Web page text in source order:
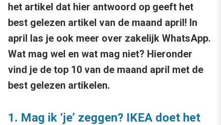
het artikel dat hier antwoord op geeft het
best gelezen artikel van de maand april! In
april las je ook meer over zakelijk WhatsApp.
Wat mag wel en wat mag niet? Hieronder
vind je de top 10 van de maand april met de
best gelezen artikelen.
1. Mag ik ‘je’ zeggen? IKEA doet het